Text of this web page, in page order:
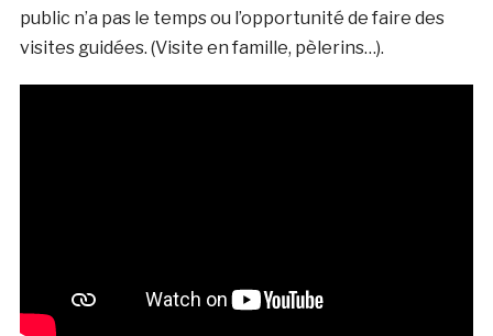
public n’a pas le temps ou l’opportunité de faire des
visites guidées. (Visite en famille, pèlerins…).